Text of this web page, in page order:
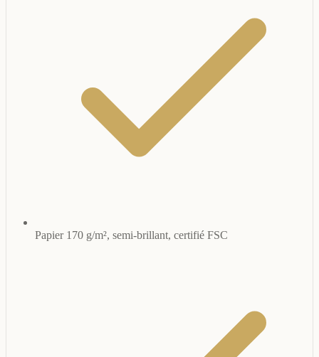
Papier 170 g/m², semi-brillant, certifié FSC